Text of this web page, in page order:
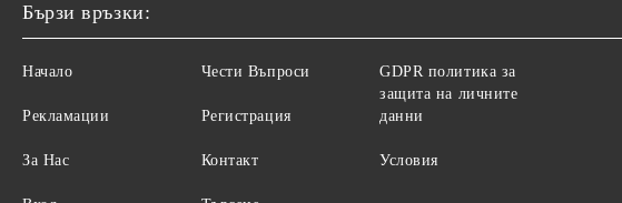
Бързи връзки:
Начало
Рекламации
За Нас
Чести Въпроси
Регистрация
Контакт
GDPR политика за
защита на личните
данни
Условия